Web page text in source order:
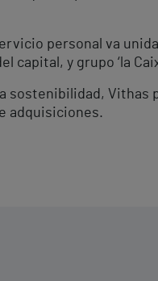
personal va
capital, y grupo ‘la
sostenibilidad, Vithas
adquisiciones.